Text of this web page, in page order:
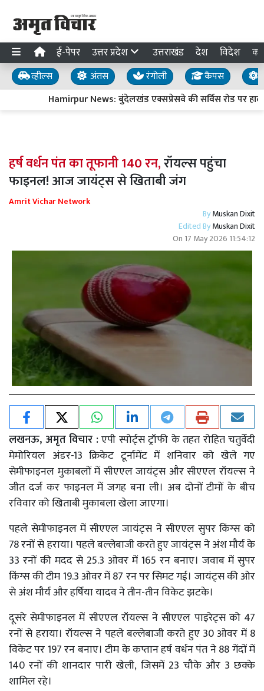
ई-पेपर उत्तर प्रदेश उत्तराखंड देश विदेश
व्हील्स अंतस रंगोली कैंपस
Hamirpur News: बुंदेलखंड एक्सप्रेसवे की सर्विस रोड पर
हर्ष वर्धन पंत का तूफानी 140 रन,रॉयल्स पहुंचा
फाइनल! आज जायंट्स से खिताबी जंग
Amrit Vichar Network
ByMuskan Dixit
Edited ByMuskan Dixit
On 17 May 2026 11:54:12
लखनऊ, अमृत विचार :एपी स्पोर्ट्स ट्रॉफी के तहत रोहित चतुर्वेदी
मेमोरियल अंडर-13 क्रिकेट टूर्नामेंट में शनिवार को खेले गए
सेमीफाइनल मुकाबलों में सीएएल जायंट्स और सीएएल रॉयल्स ने
जीत दर्ज कर फाइनल में जगह बना ली। अब दोनों टीमों के बीच
रविवार को खिताबी मुकाबला खेला जाएगा।
पहले सेमीफाइनल में सीएएल जायंट्स ने सीएएल सुपर किंग्स को
78 रनों से हराया। पहले बल्लेबाजी करते हुए जायंट्स ने अंश मौर्य के
33 रनों की मदद से 25.3 ओवर में 165 रन बनाए। जवाब में सुपर
किंग्स की टीम 19.3 ओवर में 87 रन पर सिमट गई। जायंट्स की ओर
से अंश मौर्य और हर्षिया यादव ने तीन-तीन विकेट झटके।
दूसरे सेमीफाइनल में सीएएल रॉयल्स ने सीएएल पाइरेट्स को 47
रनों से हराया। रॉयल्स ने पहले बल्लेबाजी करते हुए 30 ओवर में 8
विकेट पर 197 रन बनाए। टीम के कप्तान हर्ष वर्धन पंत ने 88 गेंदों में
140 रनों की शानदार पारी खेली, जिसमें 23 चौके और 3 छक्के
शामिल रहे।